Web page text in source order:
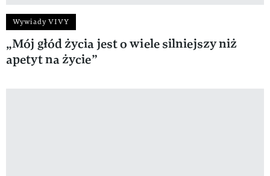
Wywiady VIVY
„Mój głód życia jest o wiele silniejszy niż
apetyt na życie”